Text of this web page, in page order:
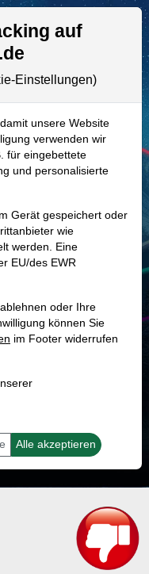
Aktien- und Artikelsuche
Building
Mio. USD
Mrd. USD
sein.
auf
Einstellungen)
unsere Website
verwenden wir
für eingebettete
und personalisierte
Gerät gespeichert oder
wie
werden. Eine
EU/des EWR
oder Ihre
können Sie
im Footer widerrufen
Alle akzeptieren